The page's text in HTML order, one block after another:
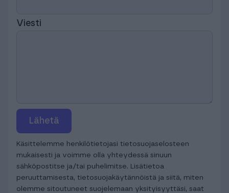
Viesti
Lähetä
Käsittelemme henkilötietojasi tietosuojaselosteen
mukaisesti ja voimme olla yhteydessä sinuun
sähköpostitse ja/tai puhelimitse. Lisätietoa
peruuttamisesta, tietosuojakäytännöistä ja siitä, miten
olemme sitoutuneet suojelemaan yksityisyyttäsi, saat